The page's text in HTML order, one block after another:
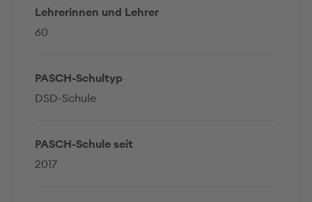
Lehrerinnen und Lehrer
60
PASCH-Schultyp
DSD-Schule
PASCH-Schule seit
2017